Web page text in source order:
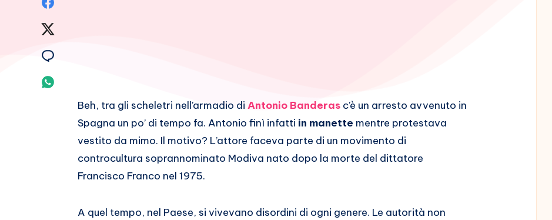
Email
Whatsapp
Beh, tra gli scheletri nell’armadio di Antonio Banderas c’è un arresto avvenuto in
Spagna un po’ di tempo fa. Antonio finì infatti in manette mentre protestava
vestito da mimo. Il motivo? L’attore faceva parte di un movimento di
controcultura soprannominato Modiva nato dopo la morte del dittatore
Francisco Franco nel 1975.
A quel tempo, nel Paese, si vivevano disordini di ogni genere. Le autorità non